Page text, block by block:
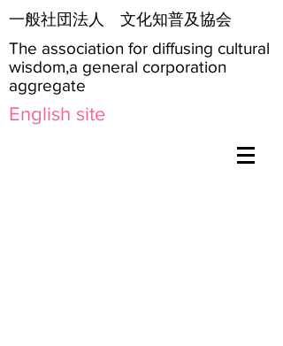
​一般社団法人 文化知普及協会
The association for diffusing cultural
wisdom,a general corporation
aggregate
English site